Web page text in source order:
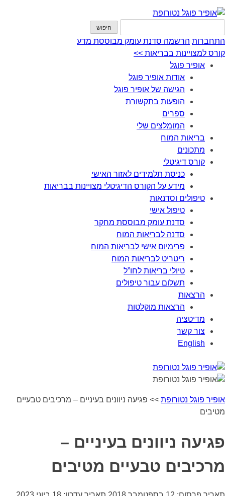
התחברות הרשמה סדנת עומק מבוססת מדע
קורס למצויינות בבריאות >>
אופיר פוגל
אודות אופיר פוגל
הגישה של אופיר פוגל
הופעות בתקשורת
ספרים
המומלצים שלי
בריאות המוח
מתכונים
קורס דיגיטלי
כניסת תלמידים לאזור האישי
מידע על הקורס הדיגיטלי מצויינות בבריאות
טיפולים וסדנאות
טיפול אישי
סדנת עומק מבוססת מחקר
סדנה לבריאות המוח
פרימיום אישי לבריאות המוח
ריטריט לבריאות המוח
טיולי בריאות לחו”ל
תשלום עבור טיפולים
הרצאות
הרצאות מוקלטות
מדיטציה
צור קשר
English
אופיר פוגל נטורופת >> פגיעה ניוונים בעיניים – מרכיבים טבעיים
מטיבים
פגיעה ניוונים בעיניים –
מרכיבים טבעיים מטיבים